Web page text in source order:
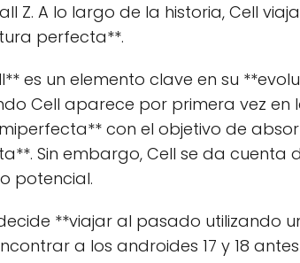
Z. A lo largo de la historia, Cell
perfecta**.
es un elemento clave en su
Cell aparece por primera vez
con el objetivo de
Sin embargo, Cell se da cuenta
potencial.
**viajar al pasado
a los androides 17 y 18